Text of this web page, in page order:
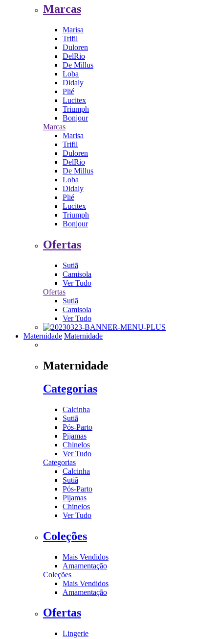
Marcas
Marisa
Trifil
Duloren
DelRio
De Millus
Loba
Didaly
Plié
Lucitex
Triumph
Bonjour
Marcas
Marisa
Trifil
Duloren
DelRio
De Millus
Loba
Didaly
Plié
Lucitex
Triumph
Bonjour
Ofertas
Sutiã
Camisola
Ver Tudo
Ofertas
Sutiã
Camisola
Ver Tudo
Maternidade Maternidade
Maternidade
Categorias
Calcinha
Sutiã
Pós-Parto
Pijamas
Chinelos
Ver Tudo
Categorias
Calcinha
Sutiã
Pós-Parto
Pijamas
Chinelos
Ver Tudo
Coleções
Mais Vendidos
Amamentação
Coleções
Mais Vendidos
Amamentação
Ofertas
Lingerie